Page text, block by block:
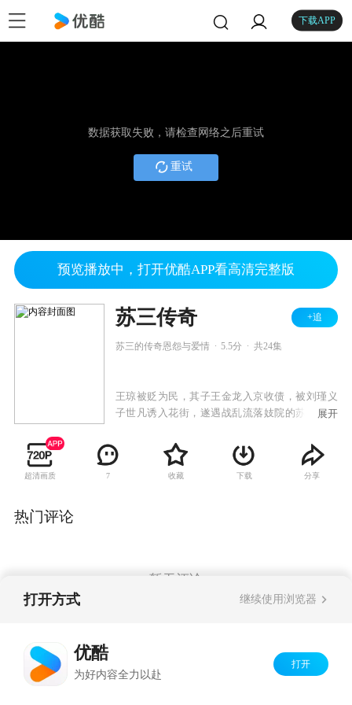
下载APP
数据获取失败，请检查网络之后重试
重试
预览播放中，打开优酷APP看高清完整版
苏三传奇 +追
苏三的传奇恩怨与爱情 5.5分 共24集
王琼被贬为民，其子王金龙入京收债，被刘瑾义
子世凡诱入花街，遂遇战乱流落妓院的苏三，两
与王遭到各种捉弄，使得两人发生不同的命运遭
际。
展开
超清画质 7 收藏 下载 分享
热门评论
暂无评论
打开方式 继续使用浏览器
优酷
为好内容全力以赴
打开